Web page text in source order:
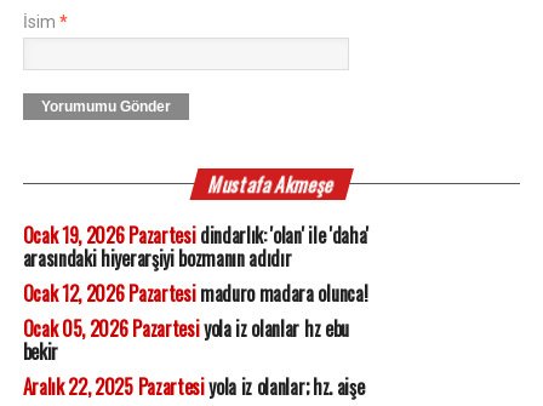
İsim *
Yorumumu Gönder
Mustafa Akmeşe
Ocak 19, 2026 Pazartesidindarlık: 'olan' ile 'daha'
arasındaki hiyerarşiyi bozmanın adıdır
Ocak 12, 2026 Pazartesimaduro madara olunca!
Ocak 05, 2026 Pazartesiyola iz olanlar hz ebu
bekir
Aralık 22, 2025 Pazartesiyola iz olanlar; hz. aişe